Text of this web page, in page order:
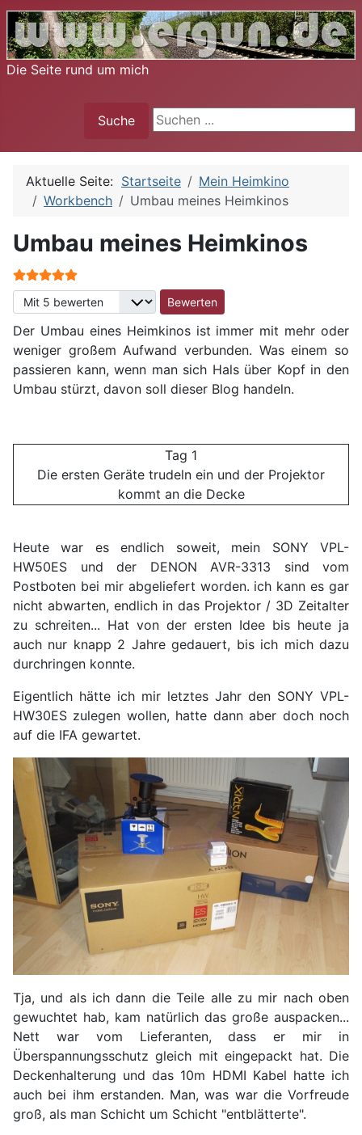
Die Seite rund um mich
Suche
Suche
Aktuelle Seite: Startseite
Mein Heimkino
Workbench
Umbau meines Heimkinos
Umbau meines Heimkinos
Bewertung:
Bitte bewerten
Der Umbau eines Heimkinos ist immer mit mehr oder
weniger großem Aufwand verbunden. Was einem so
passieren kann, wenn man sich Hals über Kopf in den
Umbau stürzt, davon soll dieser Blog handeln.
Tag 1
Die ersten Geräte trudeln ein und der Projektor
kommt an die Decke
Heute war es endlich soweit, mein SONY VPL-
HW50ES und der DENON AVR-3313 sind vom
Postboten bei mir abgeliefert worden. ich kann es gar
nicht abwarten, endlich in das Projektor / 3D Zeitalter
zu schreiten... Hat von der ersten Idee bis heute ja
auch nur knapp 2 Jahre gedauert, bis ich mich dazu
durchringen konnte.
Eigentlich hätte ich mir letztes Jahr den SONY VPL-
HW30ES zulegen wollen, hatte dann aber doch noch
auf die IFA gewartet.
Tja, und als ich dann die Teile alle zu mir nach oben
gewuchtet hab, kam natürlich das große auspacken...
Nett war vom Lieferanten, dass er mir in
Überspannungsschutz gleich mit eingepackt hat. Die
Deckenhalterung und das 10m HDMI Kabel hatte ich
auch bei ihm erstanden. Man, was war die Vorfreude
groß, als man Schicht um Schicht "entblätterte".